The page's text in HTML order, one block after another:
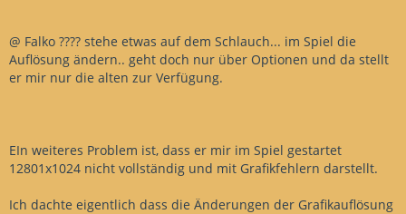
@ Falko ???? stehe etwas auf dem Schlauch... im Spiel die
Auflösung ändern.. geht doch nur über Optionen und da stellt
er mir nur die alten zur Verfügung.
EIn weiteres Problem ist, dass er mir im Spiel gestartet
12801x1024 nicht vollständig und mit Grafikfehlern darstellt.
Ich dachte eigentlich dass die Änderungen der Grafikauflösung